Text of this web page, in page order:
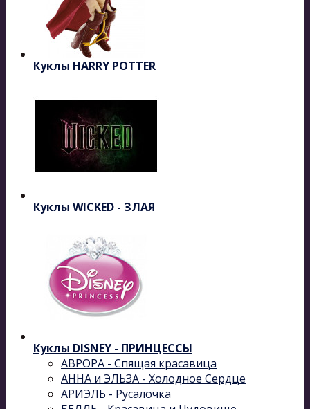
Куклы HARRY POTTER
Куклы WICKED - ЗЛАЯ
Куклы DISNEY - ПРИНЦЕССЫ
АВРОРА - Спящая красавица
АННА и ЭЛЬЗА - Холодное Сердце
АРИЭЛЬ - Русалочка